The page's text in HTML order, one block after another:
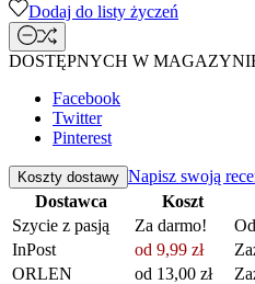
Dodaj do listy życzeń
DOSTĘPNYCH W
Facebook
Twitter
Pinterest
Koszty dostawy Napisz swoją
Dostawca
Koszt
Szycie z pasją
Za darmo!
InPost
od 9,99 zł
ORLEN
od 13,00 zł